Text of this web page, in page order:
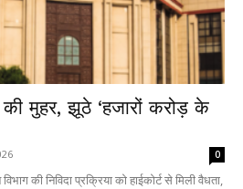
की मुहर, झूठे ‘हजारों करोड़ के
0
की निविदा प्रक्रिया को हाईकोर्ट से मिली वैधता,